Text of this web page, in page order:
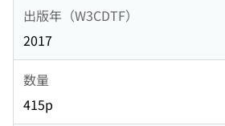
出版年（W3CDTF）
2017
数量
415p